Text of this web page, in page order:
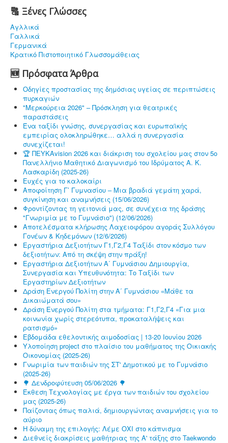
🔠 Ξένες Γλώσσες
Αγλλικά
Γαλλικά
Γερμανικά
Κρατικό Πιστοποιητικό Γλωσσομάθειας
🆕 Πρόσφατα Άρθρα
Οδηγίες προστασίας της δημόσιας υγείας σε περιπτώσεις
πυρκαγιών
"Μερκούρεια 2026" – Πρόσκληση για θεατρικές
παραστάσεις
Ένα ταξίδι γνώσης, συνεργασίας και ευρωπαϊκής
εμπειρίας ολοκληρώθηκε… αλλά η συνεργασία
συνεχίζεται!
🏆 ΠΕΥΚΑvision 2026 και διάκριση του σχολείου μας στον 5ο
Πανελλήνιο Μαθητικό Διαγωνισμό του Ιδρύματος Α. Κ.
Λασκαρίδη (2025-26)
Ευχές για το καλοκαίρι
Αποφοίτηση Γ’ Γυμνασίου – Μια βραδιά γεμάτη χαρά,
συγκίνηση και αναμνήσεις (15/06/2026)
Φροντίζοντας τη γειτονιά μας, σε συνέχεια της δράσης
"Γνωριμία με το Γυμνάσιο") (12/06/2026)
Αποτελέσματα κλήρωσης Λαχειοφόρου αγοράς Συλλόγου
Γονέων & Κηδεμόνων (12/6/2026)
Εργαστήρια Δεξιοτήτων Γ1,Γ2,Γ4 Ταξίδι στον κόσμο των
δεξιοτήτων: Από τη σκέψη στην πράξη!
Εργαστήρια Δεξιοτήτων Α΄ Γυμνάσιου Δημιουργία,
Συνεργασία και Υπευθυνότητα: Το Ταξίδι των
Εργαστηρίων Δεξιοτήτων
Δράση Ενεργού Πολίτη στην Α΄ Γυμνάσιου «Μάθε τα
Δικαιώματά σου»
Δράση Ενεργού Πολίτη στα τμήματα: Γ1,Γ2,Γ4 «Για μια
κοινωνία χωρίς στερεότυπα, προκαταλήψεις και
ρατσισμό»
Εβδομάδα εθελοντικής αιμοδοσίας | 13-20 Ιουνίου 2026
Υλοποίηση project στο πλαίσιο του μαθήματος της Οικιακής
Οικονομίας (2025-26)
Γνωριμία των παιδιών της ΣΤ' Δημοτικού με το Γυμνάσιο
(2025-26)
🌳 Δενδροφύτευση 05/06/2026 🌳
Έκθεση Τεχνολογίας με έργα των παιδιών του σχολείου
μας (2025-26)
Παίζοντας όπως παλιά, δημιουργώντας αναμνήσεις για το
αύριο
Η δύναμη της επιλογής: Λέμε ΟΧΙ στο κάπνισμα
Διεθνείς διακρίσεις μαθήτριας της Α' τάξης στο Taekwondo